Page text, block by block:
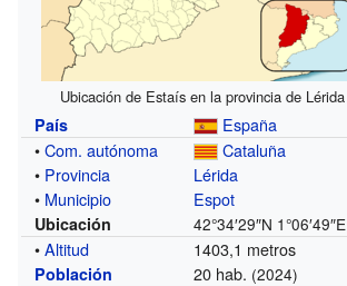
Ubicación de Estaís en la provincia de Lérida
País
España
•Com. autónoma
Cataluña
• Provincia
Lérida
• Municipio Espot
Ubicación 42°34′29″N 1°06′49″E
•Altitud 1403,1 metros
Población 20 hab. (2024)